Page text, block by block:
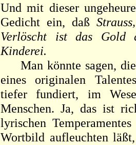
Und mit dieser
Gedicht ein, daß
Verlöscht ist das Gold
Kinderei.
Man könnte sagen,
eines originalen
tiefer fundiert, im
Menschen. Ja, das ist
lyrischen
Wortbild aufleuchten